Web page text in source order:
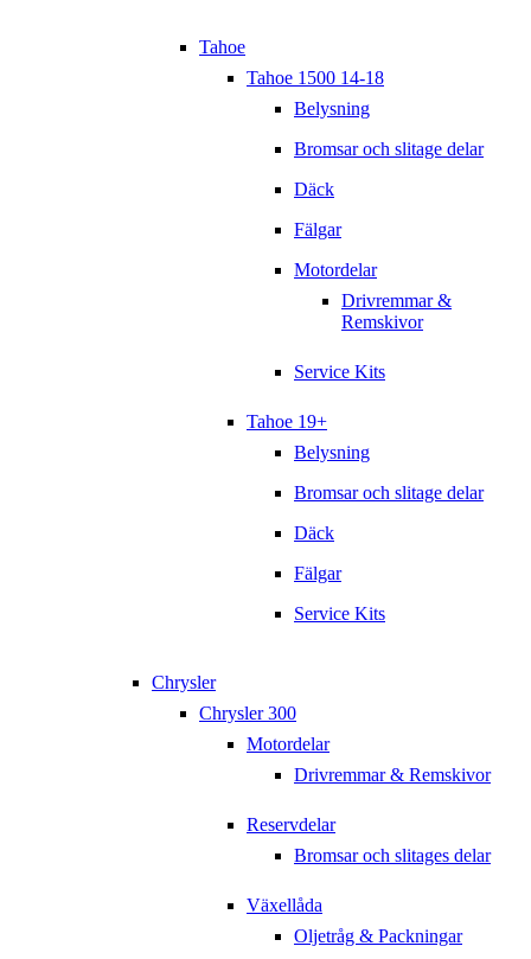
Tahoe
Tahoe 1500 14-18
Belysning
Bromsar och slitage delar
Däck
Fälgar
Motordelar
Drivremmar &
Remskivor
Service Kits
Tahoe 19+
Belysning
Bromsar och slitage delar
Däck
Fälgar
Service Kits
Chrysler
Chrysler 300
Motordelar
Drivremmar & Remskivor
Reservdelar
Bromsar och slitages delar
Växellåda
Oljetråg & Packningar